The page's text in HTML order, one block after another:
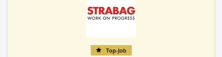
Top-Job